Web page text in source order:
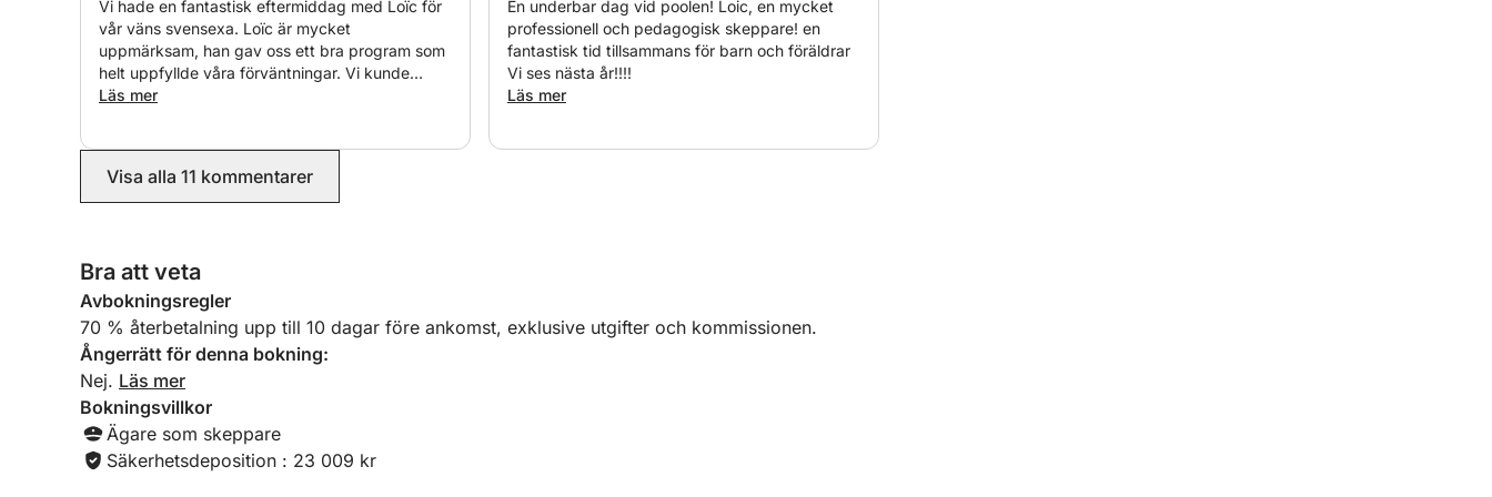
Den har en 115 hk motor men tar regelbundet ut 3 wakeboardåkare samtidigt utan problem
(med 3 olika linor!).
Båten är på en trailer och sjösätts helst från Piqueys slip.
Jag är ganska flexibel och tillmötesgående med hyrestider för dagen :) och framför allt... alltid
med ett stort leende och gott humör!!
Jag lovar att få ut alla intresserade deltagare på vattnet! :)
Vi hade en fantastisk eftermiddag med Loïc för
vår väns svensexa. Loïc är mycket
uppmärksam, han gav oss ett bra program som
helt uppfyllde våra förväntningar. Vi kunde
upptäcka Arcachon-bassängen, Cap Ferret,
rekommenderar 1000 procent!
Läs mer
En underbar dag vid poolen! Loic, en mycket
professionell och pedagogisk skeppare! en
fantastisk tid tillsammans för barn och föräldrar
Vi ses nästa år!!!!
Läs mer
Visa alla 11 kommentarer
Bra att veta
Avbokningsregler
70 % återbetalning upp till 10 dagar före ankomst, exklusive utgifter och kommissionen.
Ångerrätt för denna bokning:
Nej. Läs mer
Bokningsvillkor
Ägare som skeppare
Säkerhetsdeposition : 23 009 kr